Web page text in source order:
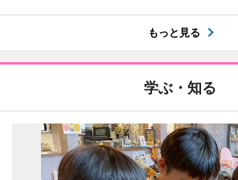
もっと見る
学ぶ・知る